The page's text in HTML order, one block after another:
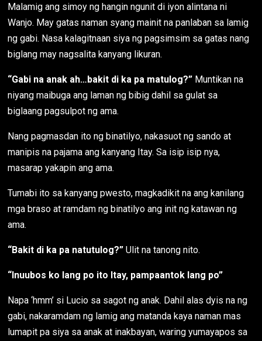
Malamig ang simoy ng hangin ngunit di iyon alintana ni
Wanjo. May gatas naman syang mainit na panlaban sa lamig
ng gabi. Nasa kalagitnaan siya ng pagsimsim sa gatas nang
biglang may nagsalita kanyang likuran.
“Gabi na anak ah…bakit di ka pa matulog?” Muntikan na
niyang maibuga ang laman ng bibig dahil sa gulat sa
biglaang pagsulpot ng ama.
Nang pagmasdan ito ng binatilyo, nakasuot ng sando at
manipis na pajama ang kanyang Itay. Sa isip isip nya,
masarap yakapin ang ama.
Tumabi ito sa kanyang pwesto, magkadikit na ang kanilang
mga braso at ramdam ng binatilyo ang init ng katawan ng
ama.
“Bakit di ka pa natutulog?” Ulit na tanong nito.
“Inuubos ko lang po ito Itay, pampaantok lang po”
Napa ‘hmm’ si Lucio sa sagot ng anak. Dahil alas dyis na ng
gabi, nakaramdam ng lamig ang matanda kaya naman mas
lumapit pa siya sa anak at inakbayan, waring yumayapos sa